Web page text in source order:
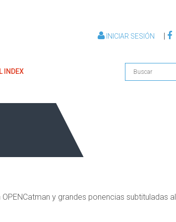
INICIAR SESIÓN |
INDEX
y grandes ponencias subtituladas al